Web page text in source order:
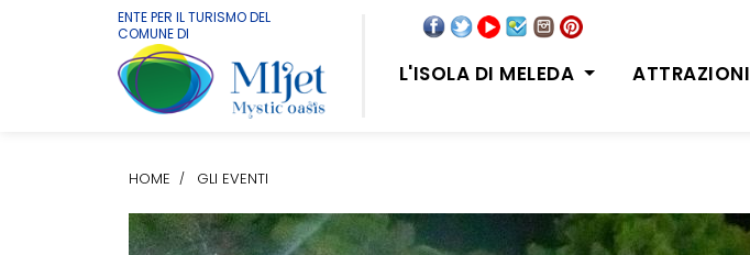
ENTE PER IL TURISMO DEL
COMUNE DI
L'ISOLA DI MELEDA ATTRAZIONI
HOME GLI EVENTI